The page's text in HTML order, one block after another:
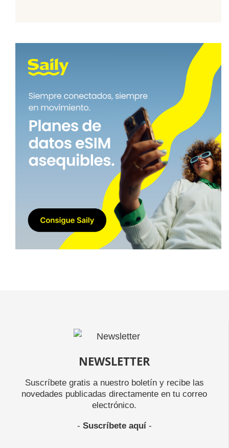
NEWSLETTER
Suscríbete gratis a nuestro boletín y recibe las
novedades publicadas directamente en tu correo
electrónico.
- Suscríbete aquí-